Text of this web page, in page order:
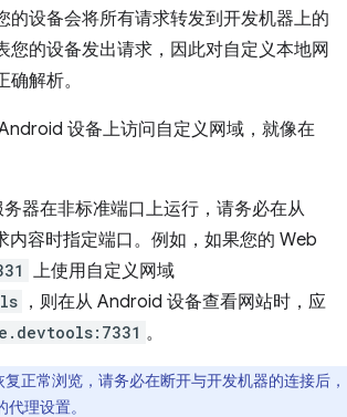
的设备会将所有请求转发到开发机器上的
您的设备发出请求，因此对自定义本地网
解析。
设备上访问自定义网域，就像在
器在非标准端口上运行，请务必在从
内容时指定端口。例如，如果您的 Web
上使用自定义网域
，则在从 Android 设备查看网站时，应
。
复正常浏览，请务必在断开与开发机器的连接后，
理设置。